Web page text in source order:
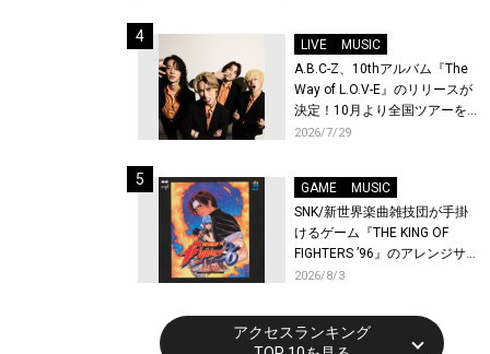
先行上映会を開催！
LIVE
MUSIC
A.B.C-Z、10thアルバム『The
Way of L.O.V-E』のリリースが
決定！10月より全国ツアーを
開催！
2026/7/29
GAME
MUSIC
SNK/新世界楽曲雑技団が手掛
けるゲーム『THE KING OF
FIGHTERS ’96』のアレンジサ
ウンドトラックが配信開始！
2026/8/3
アクセスランキング